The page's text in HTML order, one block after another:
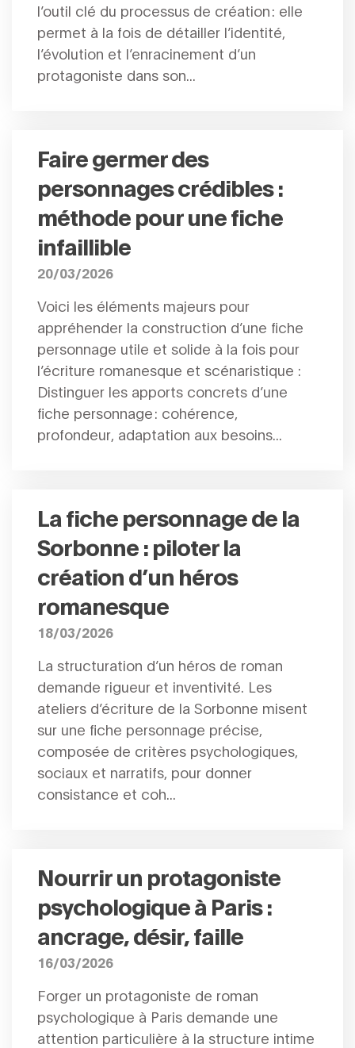
l’outil clé du processus de création : elle
permet à la fois de détailler l’identité,
l’évolution et l’enracinement d’un
protagoniste dans son...
Faire germer des
personnages crédibles :
méthode pour une fiche
infaillible
20/03/2026
Voici les éléments majeurs pour
appréhender la construction d’une fiche
personnage utile et solide à la fois pour
l’écriture romanesque et scénaristique :
Distinguer les apports concrets d’une
fiche personnage : cohérence,
profondeur, adaptation aux besoins...
La fiche personnage de la
Sorbonne : piloter la
création d’un héros
romanesque
18/03/2026
La structuration d’un héros de roman
demande rigueur et inventivité. Les
ateliers d’écriture de la Sorbonne misent
sur une fiche personnage précise,
composée de critères psychologiques,
sociaux et narratifs, pour donner
consistance et coh...
Nourrir un protagoniste
psychologique à Paris :
ancrage, désir, faille
16/03/2026
Forger un protagoniste de roman
psychologique à Paris demande une
attention particulière à la structure intime